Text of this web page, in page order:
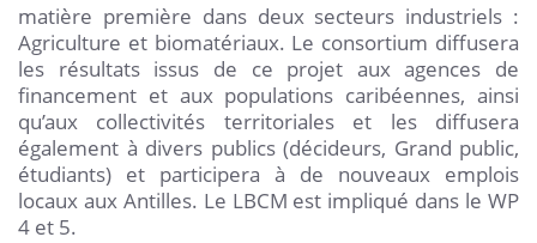
matière première dans deux secteurs industriels :
Agriculture et biomatériaux. Le consortium diffusera
les résultats issus de ce projet aux agences de
financement et aux populations caribéennes, ainsi
qu’aux collectivités territoriales et les diffusera
également à divers publics (décideurs, Grand public,
étudiants) et participera à de nouveaux emplois
locaux aux Antilles. Le LBCM est impliqué dans le WP
4 et 5.